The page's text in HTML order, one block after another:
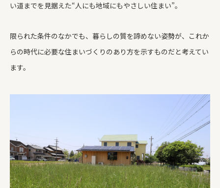
い道までを見据えた“人にも地域にもやさしい住まい”。
限られた条件のなかでも、暮らしの質を諦めない姿勢が、これか
らの時代に必要な住まいづくりのあり方を示すものだと考えてい
ます。